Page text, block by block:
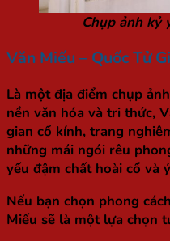
Chụp ảnh kỷ
Văn Miếu – Quốc Tử
Là một địa điểm chụp
nền văn hóa và tri thức,
gian cổ kính, trang
những mái ngói rêu
yếu đậm chất hoài cổ và
Nếu bạn chọn phong
Miếu sẽ là một lựa chọn